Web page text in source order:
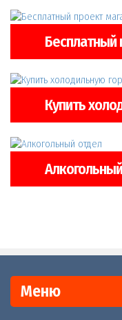
Бесплатный
Купить
Меню